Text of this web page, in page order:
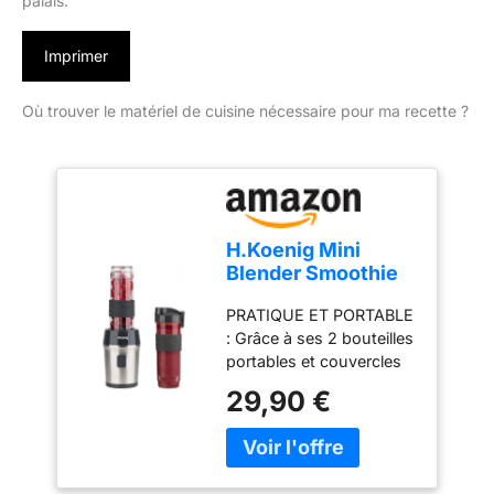
Imprimer
Où trouver le matériel de cuisine nécessaire pour ma recette ?
H.Koenig Mini
Blender Smoothie
570ml, 300W, 4
Lames Inox, sans
BPA, 2 Bouteilles
Portables avec
Couvercles de
Voyage
PRATIQUE ET PORTABLE
: Grâce à ses 2 bouteilles
portables et couvercles
emportez et savourez
vos boissons où que
vous soyez – bureau,
29,90 €